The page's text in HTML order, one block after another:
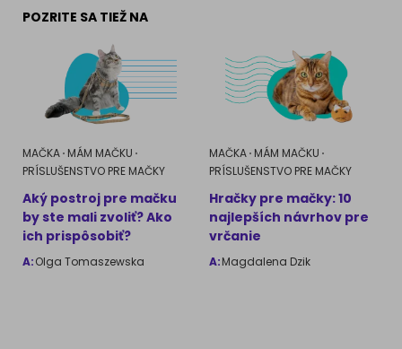
POZRITE SA TIEŽ NA
MAČKA MÁM MAČKU
PRÍSLUŠENSTVO PRE MAČKY
Aký postroj pre mačku
by ste mali zvoliť? Ako
ich prispôsobiť?
A:Olga Tomaszewska
MAČKA MÁM MAČKU
PRÍSLUŠENSTVO PRE MAČKY
Hračky pre mačky: 10
najlepších návrhov pre
vrčanie
A:Magdalena Dzik